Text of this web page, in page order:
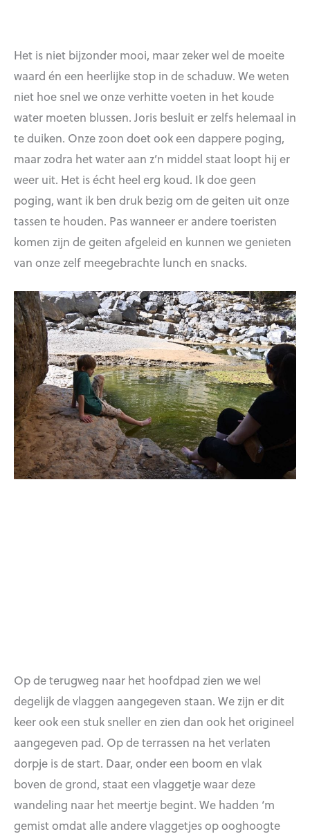
Het is niet bijzonder mooi, maar zeker wel de moeite
waard én een heerlijke stop in de schaduw. We weten
niet hoe snel we onze verhitte voeten in het koude
water moeten blussen. Joris besluit er zelfs helemaal in
te duiken. Onze zoon doet ook een dappere poging,
maar zodra het water aan z’n middel staat loopt hij er
weer uit. Het is écht heel erg koud. Ik doe geen
poging, want ik ben druk bezig om de geiten uit onze
tassen te houden. Pas wanneer er andere toeristen
komen zijn de geiten afgeleid en kunnen we genieten
van onze zelf meegebrachte lunch en snacks.
Op de terugweg naar het hoofdpad zien we wel
degelijk de vlaggen aangegeven staan. We zijn er dit
keer ook een stuk sneller en zien dan ook het origineel
aangegeven pad. Op de terrassen na het verlaten
dorpje is de start. Daar, onder een boom en vlak
boven de grond, staat een vlaggetje waar deze
wandeling naar het meertje begint. We hadden ‘m
gemist omdat alle andere vlaggetjes op ooghoogte